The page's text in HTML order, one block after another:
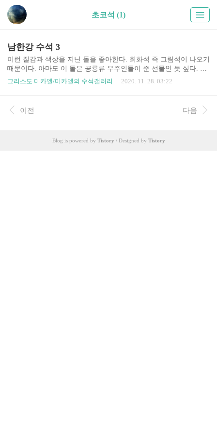
초코석 (1)
남한강 수석 3
이런 질감과 색상을 지닌 돌을 좋아한다. 회화석 즉 그림석이 나오기
때문이다. 아마도 이 돌은 공룡류 우주인들이 준 선물인 듯 싶다. 수
마상태도 좋고 문양도 예쁜 강질의 차돌 작지만 예쁘고 강한 칼라석
있다. 수마가 되어 매끈해 진 호피석 차돌 너무나 아름다운 은하우주
를 담고 있는 은하우주석으로 잘 살펴보면 신들의 모습도 들어 있다.
런 두상을 가지게 된다. 먼미래 지구인류도 이런 모습이 될 것이다.
그리스도 미카엘/미카엘의 수석갤러리 2020. 11. 28. 03:22
이전 다음
Blog is powered by Tistory / Designed by Tistory